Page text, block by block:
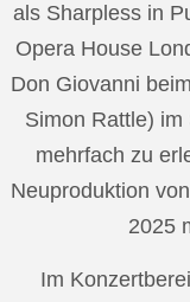
als Sharpless in
Opera House
Don Giovanni
Simon Rattle)
mehrfach zu
Neuproduktion
2025
Im